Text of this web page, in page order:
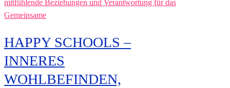
HAPPY SCHOOLS –
INNERES
WOHLBEFINDEN,